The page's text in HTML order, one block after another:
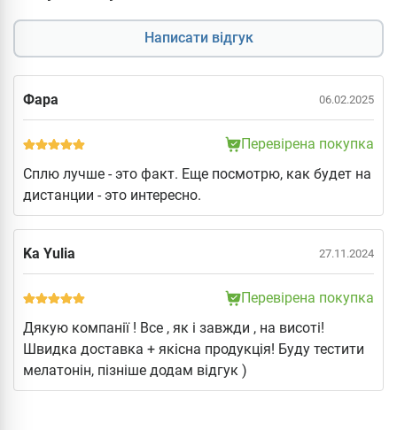
Написати відгук
Фара 06.02.2025
Перевірена покупка
Сплю лучше - это факт. Еще посмотрю, как будет на
дистанции - это интересно.
Ka Yulia 27.11.2024
Перевірена покупка
Дякую компанії ! Все , як і завжди , на висоті!
Швидка доставка + якісна продукція! Буду тестити
мелатонін, пізніше додам відгук )